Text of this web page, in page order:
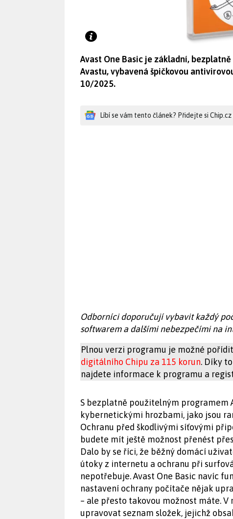
Avast One Basic je základní,
Avastu, vybavená špičkovou
10/2025.
Líbí se vám tento článek? Přidejte si
Odborníci doporučují vybavit každý
softwarem a dalšími nebezpečími na
Plnou verzi programu je možné
digitálního Chipu za 115 korun. Díky
najdete informace k programu a
S bezplatně použitelným programem
kybernetickými hrozbami, jako jsou
Ochranu před škodlivými síťovými
budete mít ještě možnost přenést
Dalo by se říci, že běžný domácí
útoky z internetu a ochranu při
nepotřebuje. Avast One Basic navíc
nastavení ochrany počítače nějak
– ale přesto takovou možnost máte.
upravovat seznam složek, jejichž